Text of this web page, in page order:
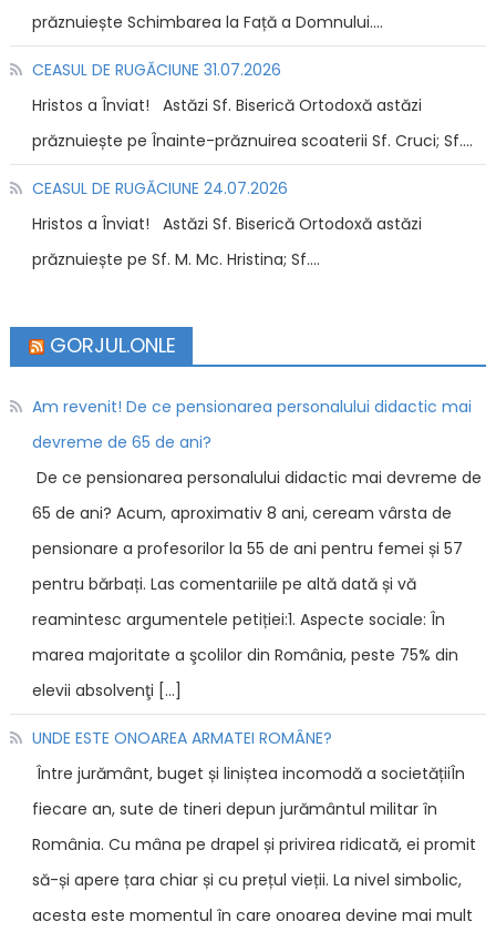
prăznuiește Schimbarea la Față a Domnului....
CEASUL DE RUGĂCIUNE 31.07.2026
Hristos a Înviat! Astăzi Sf. Biserică Ortodoxă astăzi
prăznuiește pe Înainte-prăznuirea scoaterii Sf. Cruci; Sf....
CEASUL DE RUGĂCIUNE 24.07.2026
Hristos a Înviat! Astăzi Sf. Biserică Ortodoxă astăzi
prăznuiește pe Sf. M. Mc. Hristina; Sf....
GORJUL.ONLE
Am revenit! De ce pensionarea personalului didactic mai
devreme de 65 de ani?
De ce pensionarea personalului didactic mai devreme de
65 de ani? Acum, aproximativ 8 ani, ceream vârsta de
pensionare a profesorilor la 55 de ani pentru femei și 57
pentru bărbați. Las comentariile pe altă dată și vă
reamintesc argumentele petiției:1. Aspecte sociale: În
marea majoritate a şcolilor din România, peste 75% din
elevii absolvenţi […]
UNDE ESTE ONOAREA ARMATEI ROMÂNE?
Între jurământ, buget și liniștea incomodă a societățiiÎn
fiecare an, sute de tineri depun jurământul militar în
România. Cu mâna pe drapel și privirea ridicată, ei promit
să-și apere țara chiar și cu prețul vieții. La nivel simbolic,
acesta este momentul în care onoarea devine mai mult